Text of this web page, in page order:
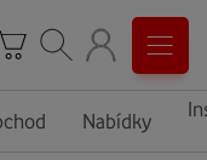
Nabídky